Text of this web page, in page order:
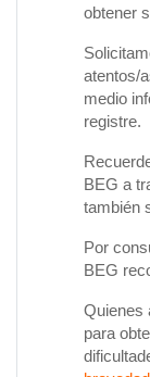
obtener
atentos/
medio
registre.
BEG a
también
Por
BEG
Quienes
para